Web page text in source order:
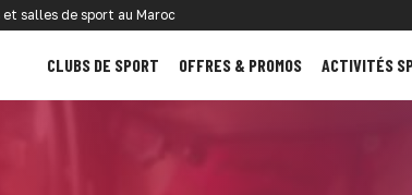
salles de sport au Maroc
CLUBS DE SPORT OFFRES & PROMOS ACTIVITÉS